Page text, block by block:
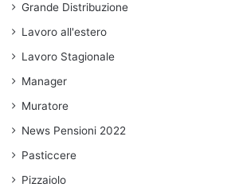
Grande Distribuzione
Lavoro all'estero
Lavoro Stagionale
Manager
Muratore
News Pensioni 2022
Pasticcere
Pizzaiolo